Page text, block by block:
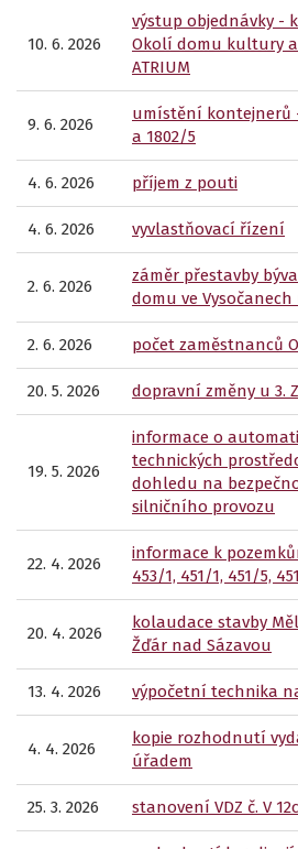
10. 6. 2026
výstup objednávky -
Okolí domu kultury
ATRIUM
9. 6. 2026
umístění kontejnerů
a 1802/5
4. 6. 2026 příjem z pouti
4. 6. 2026 vyvlastňovací řízení
2. 6. 2026
záměr přestavby
domu ve
2. 6. 2026 počet zaměstnanců
20. 5. 2026 dopravní změny u 3.
19. 5. 2026
informace o
technických
dohledu na
silničního provozu
22. 4. 2026
informace k
453/1, 451/1, 451/5,
20. 4. 2026
kolaudace stavby
Žďár nad Sázavou
13. 4. 2026 výpočetní technika
4. 4. 2026
kopie rozhodnutí
úřadem
25. 3. 2026 stanovení VDZ č. V